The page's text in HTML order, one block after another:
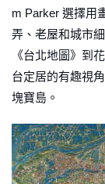
m Parker 選擇用
弄、老屋和城市
《台北地圖》到
台定居的有趣視
塊寶島。